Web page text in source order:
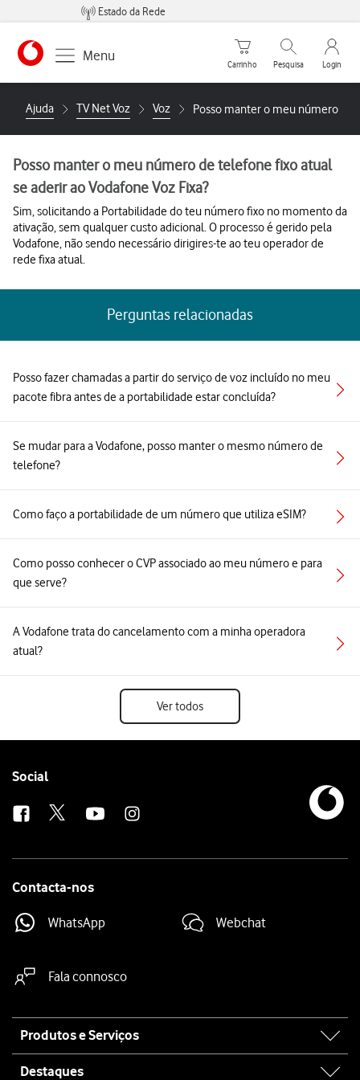
Estado da Rede
https://www.vodafone.pt
Menu
Carrinho de compras
Carrinho
Pesquisar
Pesquisa
My
Login
Ajuda TV Net Voz Voz Posso manter o meu número de
Posso manter o meu número de telefone fixo atual
se aderir ao Vodafone Voz Fixa?
Sim, solicitando a Portabilidade do teu número fixo no momento da
ativação, sem qualquer custo adicional. O processo é gerido pela
Vodafone, não sendo necessário dirigires-te ao teu operador de
rede fixa atual.
Perguntas relacionadas
Posso fazer chamadas a partir do serviço de voz incluído no meu
pacote fibra antes de a portabilidade estar concluída?
Se mudar para a Vodafone, posso manter o mesmo número de
telefone?
Como faço a portabilidade de um número que utiliza eSIM?
Como posso conhecer o CVP associado ao meu número e para
que serve?
A Vodafone trata do cancelamento com a minha operadora
atual?
Ver todos
Follow
Social
Contacta-nos
WhatsApp Webchat
Fala connosco
map
Produtos e Serviços
Destaques